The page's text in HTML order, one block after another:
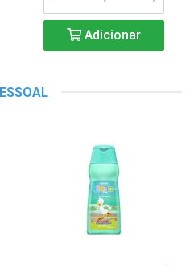
Adicionar